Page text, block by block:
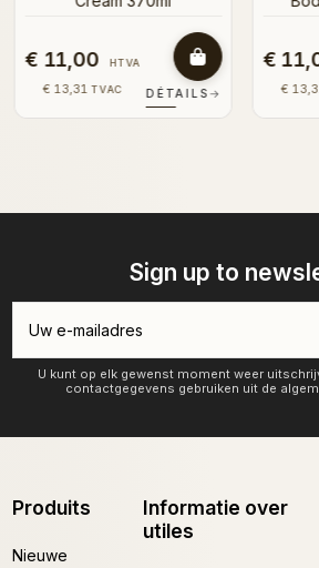
€ 11,00 HTVA
€ 13,31 TVAC DÉTAILS
€
Sign up to
U kunt op elk gewenst moment weer
contactgegevens gebruiken uit de
Produits
Nieuwe
Informatie over
utiles